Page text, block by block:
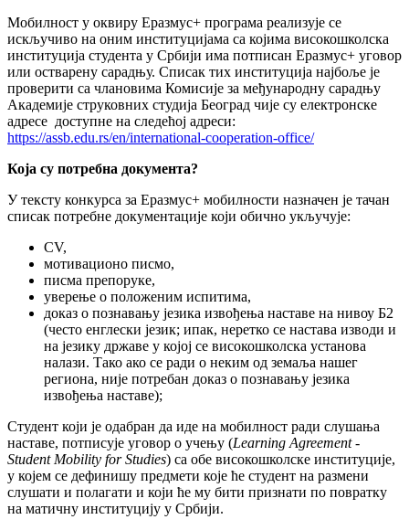
Мобилност у оквиру Еразмус+ програма реализује се
искључиво на оним институцијама са којима високошколска
институција студента у Србији има потписан Еразмус+ уговор
или остварену сарадњу. Списак тих институција најбоље је
проверити са члановима Комисије за међународну сарадњу
Академије струковних студија Београд чије су електронске
адресе доступне на следећој адреси:
https://assb.edu.rs/en/international-cooperation-office/
Која су потребна документа?
У тексту конкурса за Еразмус+ мобилности назначен je тачан
списак потребне документације који обично укључује:
CV,
мотивационо писмо,
писма препоруке,
уверење о положеним испитима,
доказ о познавању језика извођења наставе на нивоу Б2
(често енглески језик; ипак, неретко се настава изводи и
на језику државе у којој се високошколска установа
налази. Тако ако се ради о неким од земаља нашег
региона, није потребан доказ о познавању језика
извођења наставе);
Студент који је одабран да иде на мобилност ради слушања
наставе, потписује уговор о учењу (Learning Agreement -
Student Mobility for Studies) са обе високошколске институције,
у којем се дефинишу предмети које ће студент на размени
слушати и полагати и који ће му бити признати по повратку
на матичну институцију у Србији.